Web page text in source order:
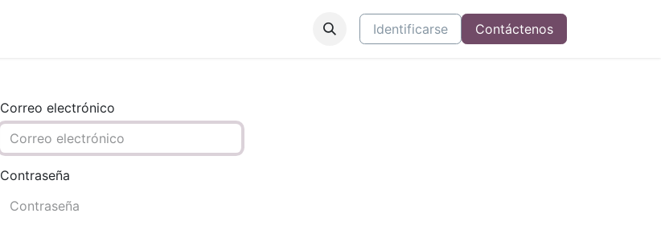
Identificarse Contáctenos
Correo electrónico
Contraseña